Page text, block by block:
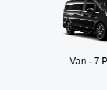
Van - 7 Personen